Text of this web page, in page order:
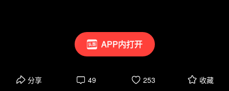
APP内打开
分享 49 253 收藏